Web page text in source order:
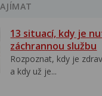
13 situací, kdy je
záchrannou službu
Rozpoznat, kdy je
a kdy už je...